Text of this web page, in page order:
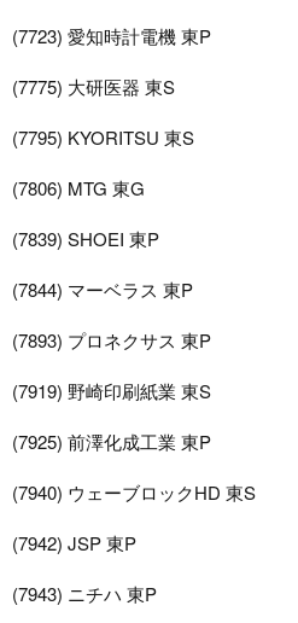
(7723) 愛知時計電機 東P
(7775) 大研医器 東S
(7795) KYORITSU 東S
(7806) MTG 東G
(7839) SHOEI 東P
(7844) マーベラス 東P
(7893) プロネクサス 東P
(7919) 野崎印刷紙業 東S
(7925) 前澤化成工業 東P
(7940) ウェーブロックHD 東S
(7942) JSP 東P
(7943) ニチハ 東P